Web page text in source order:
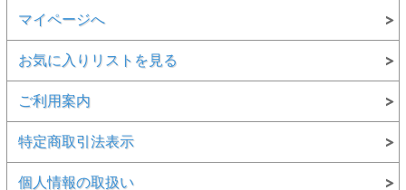
マイページへ
お気に入りリストを見る
ご利用案内
特定商取引法表示
個人情報の取扱い